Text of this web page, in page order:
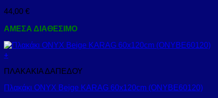
44,00 €
ΑΜΕΣΑ ΔΙΑΘΕΣΙΜΟ
+
ΠΛΑΚΑΚΙΑ ΔΑΠΕΔΟΥ
Πλακάκι ONYX Beige KARAG 60x120cm (ONYBE60120)